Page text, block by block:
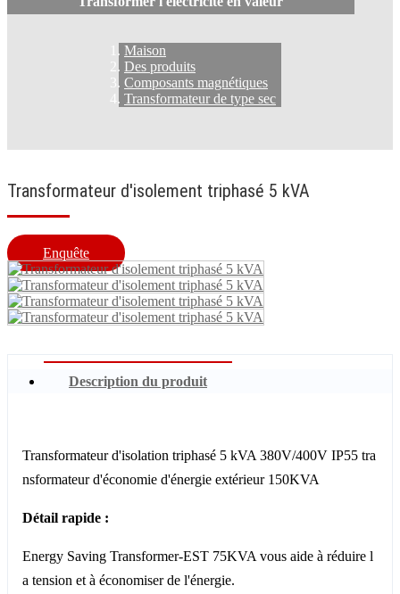
Maison
Des produits
Composants magnétiques
Transformateur de type sec
Transformateur d'isolement triphasé 5 kVA
Enquête
Description du produit
Transformateur d'isolation triphasé 5 kVA 380V/400V IP55 tra
nsformateur d'économie d'énergie extérieur 150KVA
Détail rapide :
Energy Saving Transformer-EST 75KVA vous aide à réduire l
a tension et à économiser de l'énergie.